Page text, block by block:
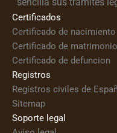
Certificados
Certificado de nacimiento
Certificado de matrimonio
Certificado de defuncion
Registros
Registros civiles de
Sitemap
Soporte legal